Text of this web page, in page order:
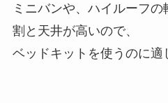
ミニバンや、ハイルーフの
割と天井が高いので、
ベッドキットを使うのに適